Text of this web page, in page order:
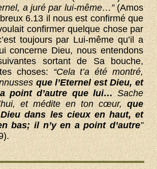
a juré par lui-même…”(Amos
6.13 il nous est confirmé que
confirmer quelque chose par
toujours par Lui-même qu’il a
concerne Dieu, nous entendons
sortant de Sa bouche,
choses:“Cela t’a été montré,
que l’Eternel est Dieu, et
point d’autre que lui…Sache
et médite en ton cœur,que
dans les cieux en haut, et
bas; il n’y en a point d’autre”